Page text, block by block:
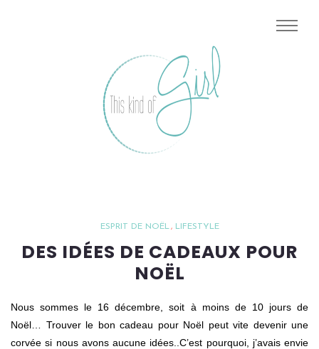
ESPRIT DE NOËL LIFESTYLE
DES IDÉES DE CADEAUX POUR
NOËL
Nous sommes le 16 décembre, soit à moins de 10 jours de
Noël… Trouver le bon cadeau pour Noël peut vite devenir une
corvée si nous avons aucune idées..C’est pourquoi, j’avais envie